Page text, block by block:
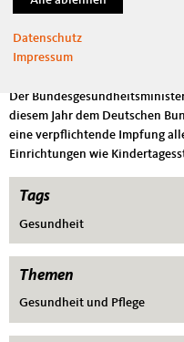
Kinder öffentliche Schulen
geimpft sind. Alle Eltern sollen
ihre Kinder im Kindergarten
Der
diesem Jahr dem Deutschen
eine verpflichtende Impfung
Einrichtungen wie
Tags
Gesundheit
Themen
Gesundheit und Pflege
Datenschutz
Impressum